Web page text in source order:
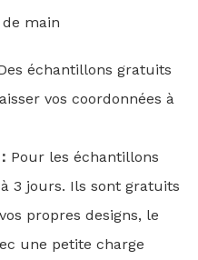
échantillons gratuits
vos coordonnées à
Pour les échantillons
3 jours. Ils sont gratuits
propres designs, le
une petite charge